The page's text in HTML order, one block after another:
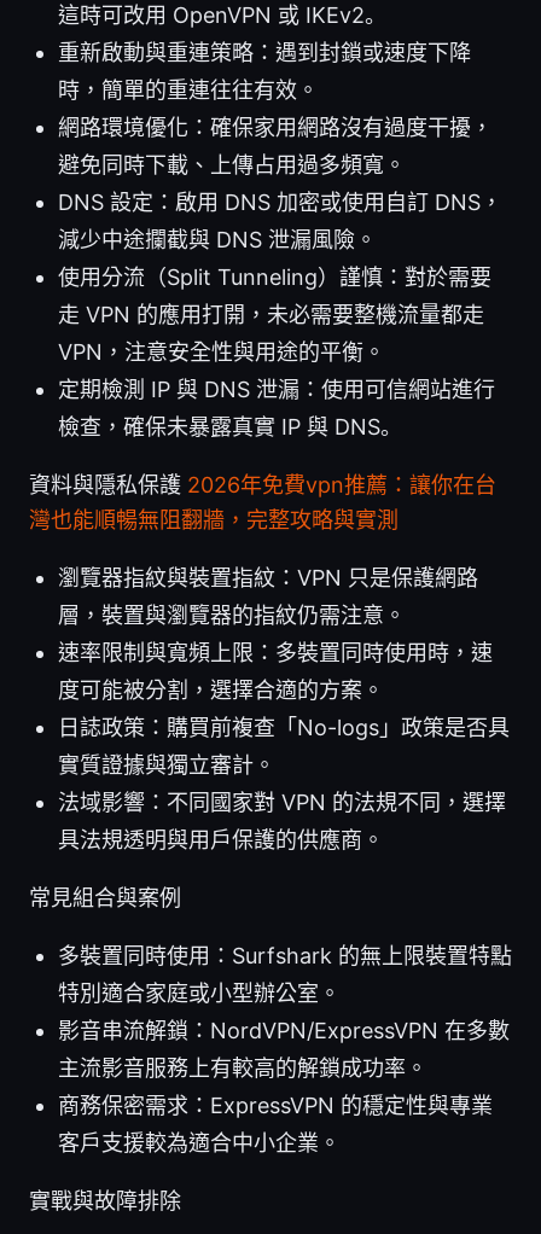
這時可改用 OpenVPN 或 IKEv2。
重新啟動與重連策略：遇到封鎖或速度下降
時，簡單的重連往往有效。
網路環境優化：確保家用網路沒有過度干擾，
避免同時下載、上傳占用過多頻寬。
DNS 設定：啟用 DNS 加密或使用自訂 DNS，
減少中途攔截與 DNS 泄漏風險。
使用分流（Split Tunneling）謹慎：對於需要
走 VPN 的應用打開，未必需要整機流量都走
VPN，注意安全性與用途的平衡。
定期檢測 IP 與 DNS 泄漏：使用可信網站進行
檢查，確保未暴露真實 IP 與 DNS。
資料與隱私保護 2026年免費vpn推薦：讓你在台
灣也能順暢無阻翻牆，完整攻略與實測
瀏覽器指紋與裝置指紋：VPN 只是保護網路
層，裝置與瀏覽器的指紋仍需注意。
速率限制與寬頻上限：多裝置同時使用時，速
度可能被分割，選擇合適的方案。
日誌政策：購買前複查「No-logs」政策是否具
實質證據與獨立審計。
法域影響：不同國家對 VPN 的法規不同，選擇
具法規透明與用戶保護的供應商。
常見組合與案例
多裝置同時使用：Surfshark 的無上限裝置特點
特別適合家庭或小型辦公室。
影音串流解鎖：NordVPN/ExpressVPN 在多數
主流影音服務上有較高的解鎖成功率。
商務保密需求：ExpressVPN 的穩定性與專業
客戶支援較為適合中小企業。
實戰與故障排除